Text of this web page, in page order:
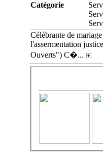
Catégorie
Célébrante de
l'assermentation
Ouverts") C�...